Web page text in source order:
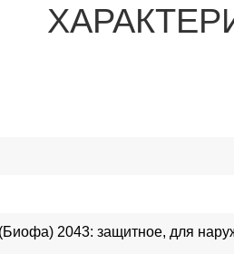
2043: защитное, для